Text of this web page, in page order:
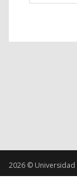
2026 © Universidad